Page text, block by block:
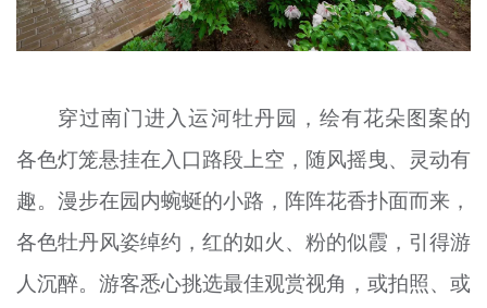
穿过南门进入运河牡丹园，绘有花朵图案的
各色灯笼悬挂在入口路段上空，随风摇曳、灵动有
趣。漫步在园内蜿蜒的小路，阵阵花香扑面而来，
各色牡丹风姿绰约，红的如火、粉的似霞，引得游
人沉醉。游客悉心挑选最佳观赏视角，或拍照、或